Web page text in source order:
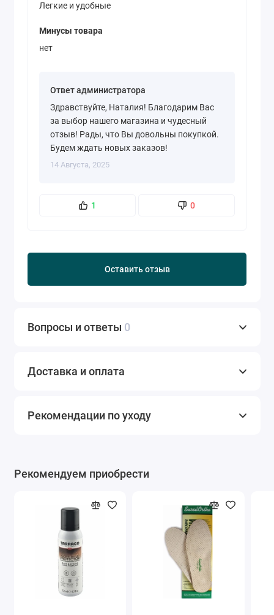
Легкие и удобные
Минусы товара
нет
1 0
Ответ администратора
Здравствуйте, Наталия! Благодарим Вас
за выбор нашего магазина и чудесный
отзыв! Рады, что Вы довольны покупкой.
Будем ждать новых заказов!
14 Августа, 2025
Оставить отзыв
Вопросы и ответы 0
Доставка и оплата
Рекомендации по уходу
Рекомендуем приобрести